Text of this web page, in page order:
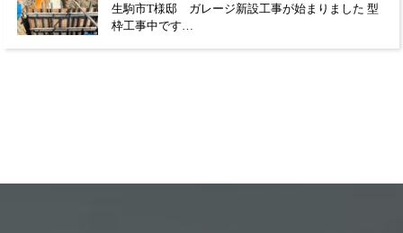
生駒市T様邸 ガレージ新設工事が始まりました 型
枠工事中です…